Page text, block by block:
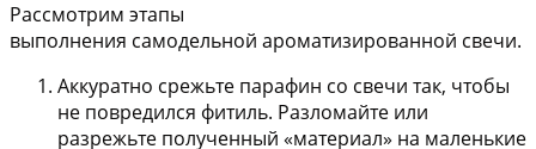
Рассмотрим этапы
выполнения самодельной ароматизированной свечи.
Аккуратно срежьте парафин со свечи так, чтобы
не повредился фитиль. Разломайте или
разрежьте полученный «материал» на маленькие